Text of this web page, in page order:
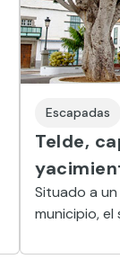
Escapadas
Telde,
Situado a
municipio,
y 101